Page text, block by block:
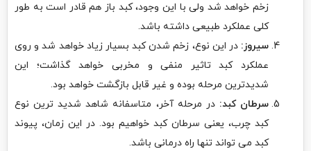
زخم خواهد شد ولی با این وجود، کبد باز هم قادر است به طور
کلی عملکرد طبیعی داشته باشد.
سیروز: در این نوع، زخم شدن کبد بسیار زیاد خواهد شد و روی
عملکرد کبد تاثیر منفی و مخربی خواهد گذاشت؛ این
شدیدترین مرحله بوده و غیر قابل بازگشت خواهد بود.
سرطان کبد: در مرحله آخر، متاسفانه شاهد شدید ترین نوع
کبد چرب، یعنی سرطان کبد خواهیم بود. در این زمان، پیوند
کبد می تواند تنها راه درمانی باشد.